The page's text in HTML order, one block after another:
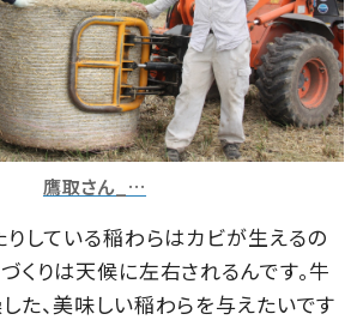
鷹取さん_…
りしている稲わらはカビが生えるの
くりは天候に左右されるんです。牛
た、美味しい稲わらを与えたいです